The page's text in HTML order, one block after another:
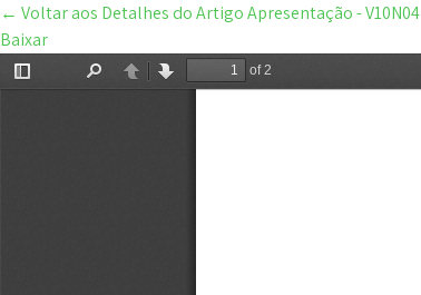
← Voltar aos Detalhes do ArtigoApresentação - V10N04
Baixar